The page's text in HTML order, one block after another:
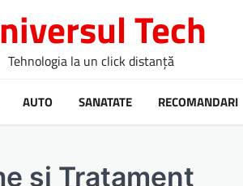
Tech
Tehnologia la un click distanță
AUTO SANATATE RECOMANDARI
și Tratament